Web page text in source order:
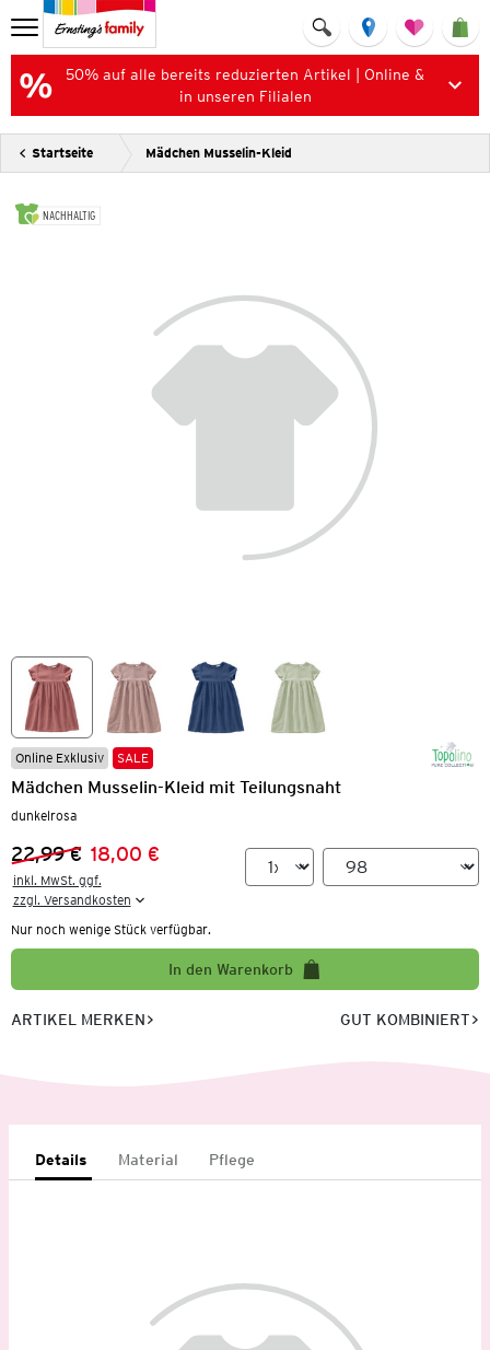
50% auf alle bereits reduzierten Artikel | Online &
in unseren Filialen
Startseite Mädchen Musselin-Kleid
NACHHALTIG
Online Exklusiv SALE
Mädchen Musselin-Kleid mit Teilungsnaht
dunkelrosa
Vorheriger Preis:
22,99 €
Neuer Preis:18,00 €
inkl. MwSt. ggf.
zzgl. Versandkosten
Nur noch wenige Stück verfügbar.
In den Warenkorb
ARTIKEL MERKEN GUT KOMBINIERT
Details Material Pflege